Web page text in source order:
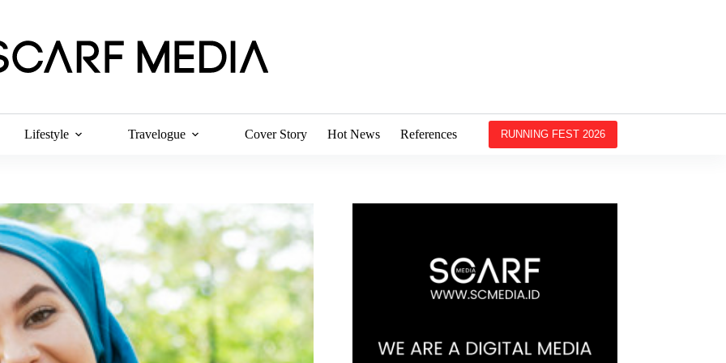
Lifestyle Travelogue Cover Story Hot News References RUNNING FEST 2026